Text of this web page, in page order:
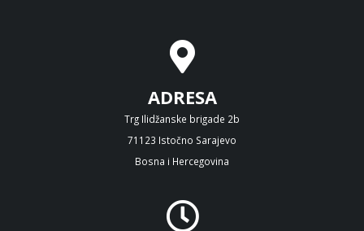
ADRESA
Trg Ilidžanske brigade 2b
71123 Istočno Sarajevo
Bosna i Hercegovina